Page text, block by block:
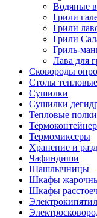
Водяные
Грили
Грили
Грили
Гриль-
Лава для
Сковороды
Столы тепловые
Сушилки
Сушилки
Тепловые полки
Термомиксеры
Хранение и
Чафиндиши
Шашлычницы
Шкафы
Шкафы